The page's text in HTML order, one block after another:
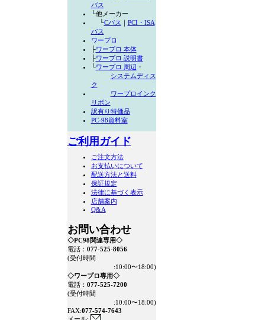
バス
└他メーカー
└Cバス ｜ PCI・ISA
バス
ワープロ
├ワープロ 本体
├ワープロ 説明書
└ワープロ 周辺 ・
システムディス
ク
ワープロインク
リボン
訳有り特価品
PC-98資料室
ご利用ガイド
ご注文方法
お支払いについて
配送方法と送料
保証規定
法律に基づく表示
店舗案内
Q&A
お問い合わせ
◇PC98関連専用◇
電話： 077-525-8056
(受付時間
:10:00〜18:00)
◇ワープロ専用◇
電話： 077-525-7200
(受付時間
:10:00〜18:00)
FAX:077-574-7643